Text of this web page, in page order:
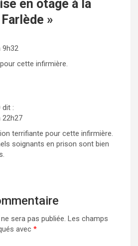
en otage à la
»
9h32
cette infirmière.
dit :
22h27
terrifiante pour cette infirmière.
soignants en prison sont bien
sera pas publiée. Les champs
avec *